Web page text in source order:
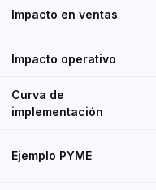
Impacto en ventas
Impacto operativo
Curva de
implementación
Ejemplo PYME